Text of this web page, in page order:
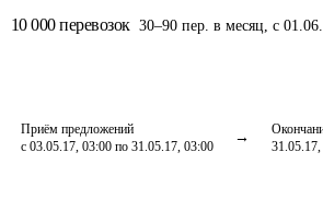
10 000 перевозок 30–90 пер. в месяц, с
Приём предложений
с 03.05.17, 03:00 по 31.05.17, 03:00